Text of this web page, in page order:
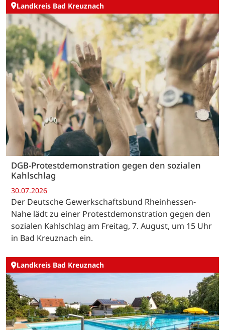
Landkreis Bad Kreuznach
DGB-Protestdemonstration gegen den sozialen
Kahlschlag
30.07.2026
Der Deutsche Gewerkschaftsbund Rheinhessen-
Nahe lädt zu einer Protestdemonstration gegen den
sozialen Kahlschlag am Freitag, 7. August, um 15 Uhr
in Bad Kreuznach ein.
Landkreis Bad Kreuznach